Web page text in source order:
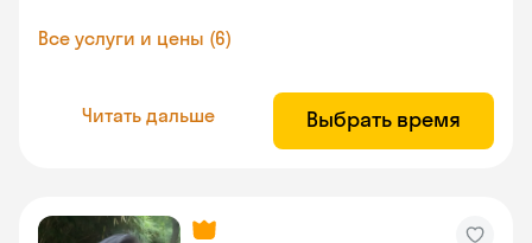
Все услуги и цены (6)
Читать дальше Выбрать время